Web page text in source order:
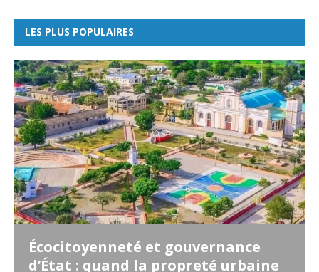
LES PLUS POPULAIRES
Écocitoyenneté et gouvernance
d’État : quand la propreté urbaine